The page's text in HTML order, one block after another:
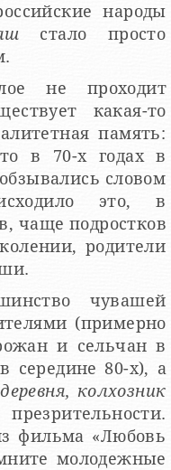
народы
стало просто
не проходит
какая-то
память:
в 70-х годах в
словом
это, в
чаще подростков
родители
чувашей
(примерно
и сельчан в
середине 80-х), а
деревня, колхозник
фильма «Любовь
молодежные